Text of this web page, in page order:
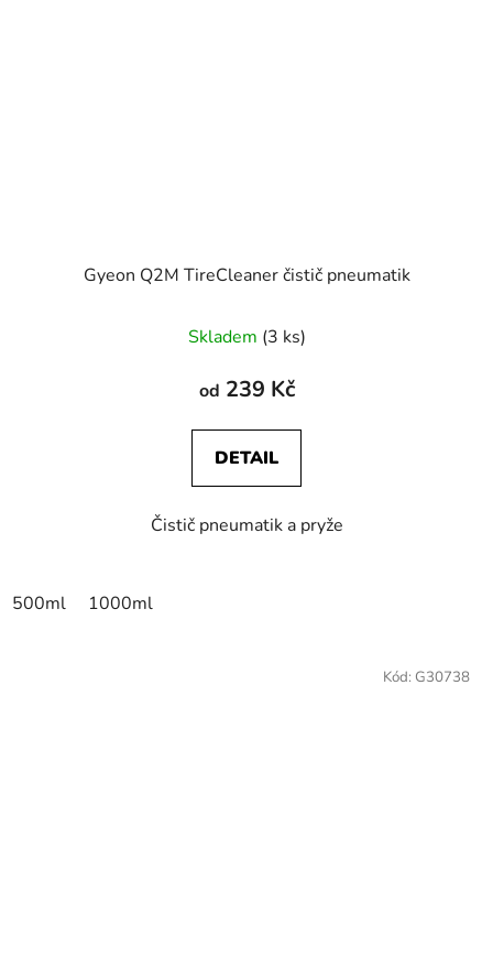
Gyeon Q2M TireCleaner čistič pneumatik
Skladem (3 ks)
od 239 Kč
DETAIL
Čistič pneumatik a pryže
500ml 1000ml
Kód: G30738